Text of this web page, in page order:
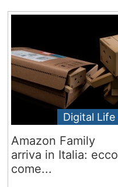
Digital Life
Amazon Family
arriva in Italia: ecco
come...